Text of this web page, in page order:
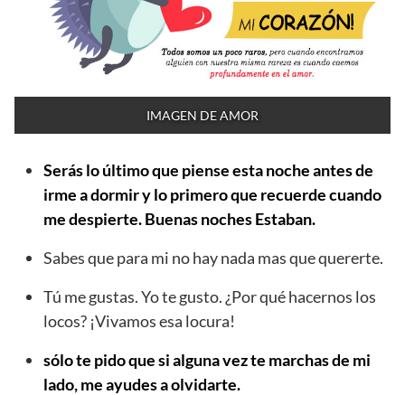
IMAGEN DE AMOR
Serás lo último que piense esta noche antes de
irme a dormir y lo primero que recuerde cuando
me despierte. Buenas noches Estaban.
Sabes que para mi no hay nada mas que quererte.
Tú me gustas. Yo te gusto. ¿Por qué hacernos los
locos? ¡Vivamos esa locura!
sólo te pido que si alguna vez te marchas de mi
lado, me ayudes a olvidarte.